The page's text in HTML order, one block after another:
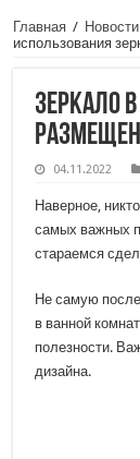
Главная / Новости
использования
Зеркало
04.11.2022
Наверное,
самых важных
стараемся
Не самую
в ванной
полезности.
дизайна.